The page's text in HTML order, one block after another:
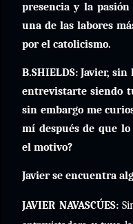
presencia y la
una de las labores
por el catolicismo.
B.SHIELDS: Javier,
entrevistarte siendo
sin embargo me
mí después de que
el motivo?
Javier se encuentra
JAVIER NAVASCÚES: